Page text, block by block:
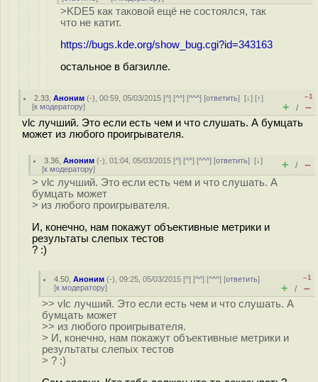
>KDE5 как таковой ещё не состоялся, так
что не катит.
https://bugs.kde.org/show_bug.cgi?id=343163
остальное в багзилле.
2.33 ,Аноним (-), 00:59, 05/03/2015 [^] [^^] [^^^] [ответить][↓] [↑]
[к модератору]
–1
+ / –
vlc лучший. Это если есть чем и что слушать. А бумцать
может из любого проигрывателя.
3.36 ,Аноним (-), 01:04, 05/03/2015 [^] [^^] [^^^] [ответить][↓]
[к модератору] + / –
> vlc лучший. Это если есть чем и что слушать. А
бумцать может
> из любого проигрывателя.
И, конечно, нам покажут объективные метрики и
результаты слепых тестов
? :)
4.50 ,Аноним (-), 09:25, 05/03/2015 [^] [^^] [^^^] [ответить]
[к модератору]
–1
+ / –
>> vlc лучший. Это если есть чем и что слушать. А
бумцать может
>> из любого проигрывателя.
> И, конечно, нам покажут объективные метрики и
результаты слепых тестов
> ? :)